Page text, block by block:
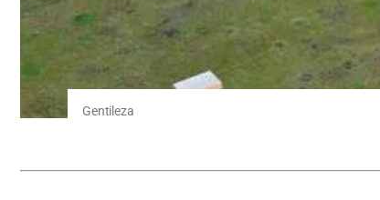
Gentileza